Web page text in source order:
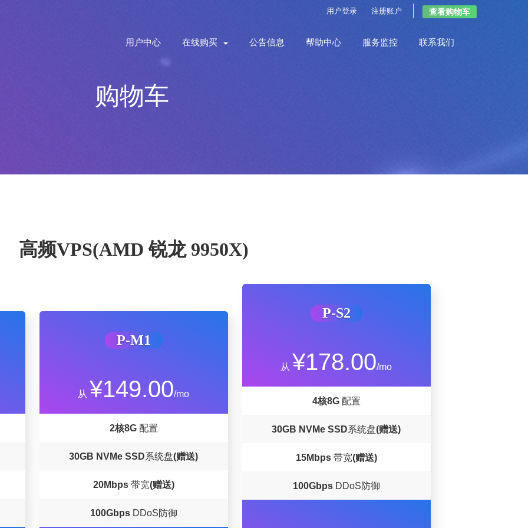
用户登录 注册账户 查看购物车
用户中心 在线购买 公告信息 帮助中心 服务监控 联系我们
购物车
高频VPS(AMD 锐龙 9950X)
P-M1
从 ¥149.00/mo
2核8G配置
30GB NVMe SSD系统盘(赠送)
20Mbps带宽(赠送)
100GbpsDDoS防御
P-S2
从 ¥178.00/mo
4核8G配置
30GB NVMe SSD系统盘(赠送)
15Mbps带宽(赠送)
100GbpsDDoS防御